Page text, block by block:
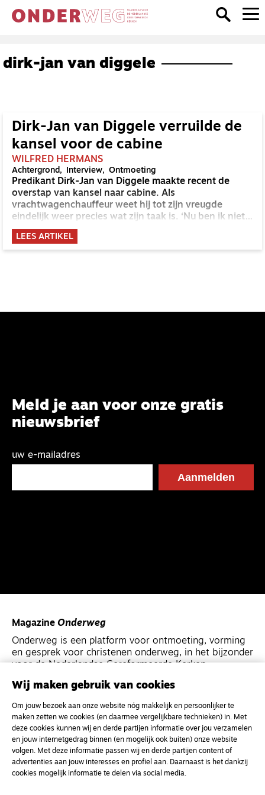
dirk-jan van diggele
Dirk-Jan van Diggele verruilde de
kansel voor de cabine
WILFRED HERMANS
Achtergrond Interview Ontmoeting
Predikant Dirk-Jan van Diggele maakte recent de
overstap van kansel naar cabine. Als
vrachtwagenchauffeur weet hij tot zijn vreugde
eindelijk weer precies wat zijn taak is. ‘Nu ben ik niet
meer verantwoordelijk voor mensen, maar voor
spullen.’
LEES ARTIKEL
Meld je aan voor onze gratis
nieuwsbrief
uw e-mailadres
Magazine Onderweg
Onderweg is een platform voor ontmoeting, vorming
en gesprek voor christenen onderweg, in het bijzonder
voor de Nederlandse Gereformeerde Kerken.
Kvk-nummer 33277063
NL46 INGB 0117 5827 86
info@onderwegonline.nl
Wij maken gebruik van cookies
Om jouw bezoek aan onze website nóg makkelijk en persoonlijker te
maken zetten we cookies (en daarmee vergelijkbare technieken) in. Met
deze cookies kunnen wij en derde partijen informatie over jou verzamelen
en jouw internetgedrag binnen (en mogelijk ook buiten) onze website
volgen. Met deze informatie passen wij en derde partijen content of
advertenties aan jouw interesses en profiel aan. Daarnaast is het dankzij
cookies mogelijk informatie te delen via social media.